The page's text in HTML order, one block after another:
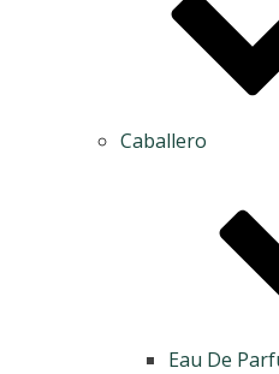
Caballero
Eau De